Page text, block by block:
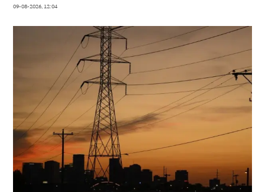
09-08-2026, 12:04